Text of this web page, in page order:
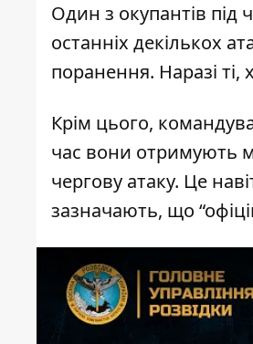
Один з окупантів під
останніх декількох
поранення. Наразі
Крім цього,
час вони отримують
чергову атаку. Це
зазначають, що